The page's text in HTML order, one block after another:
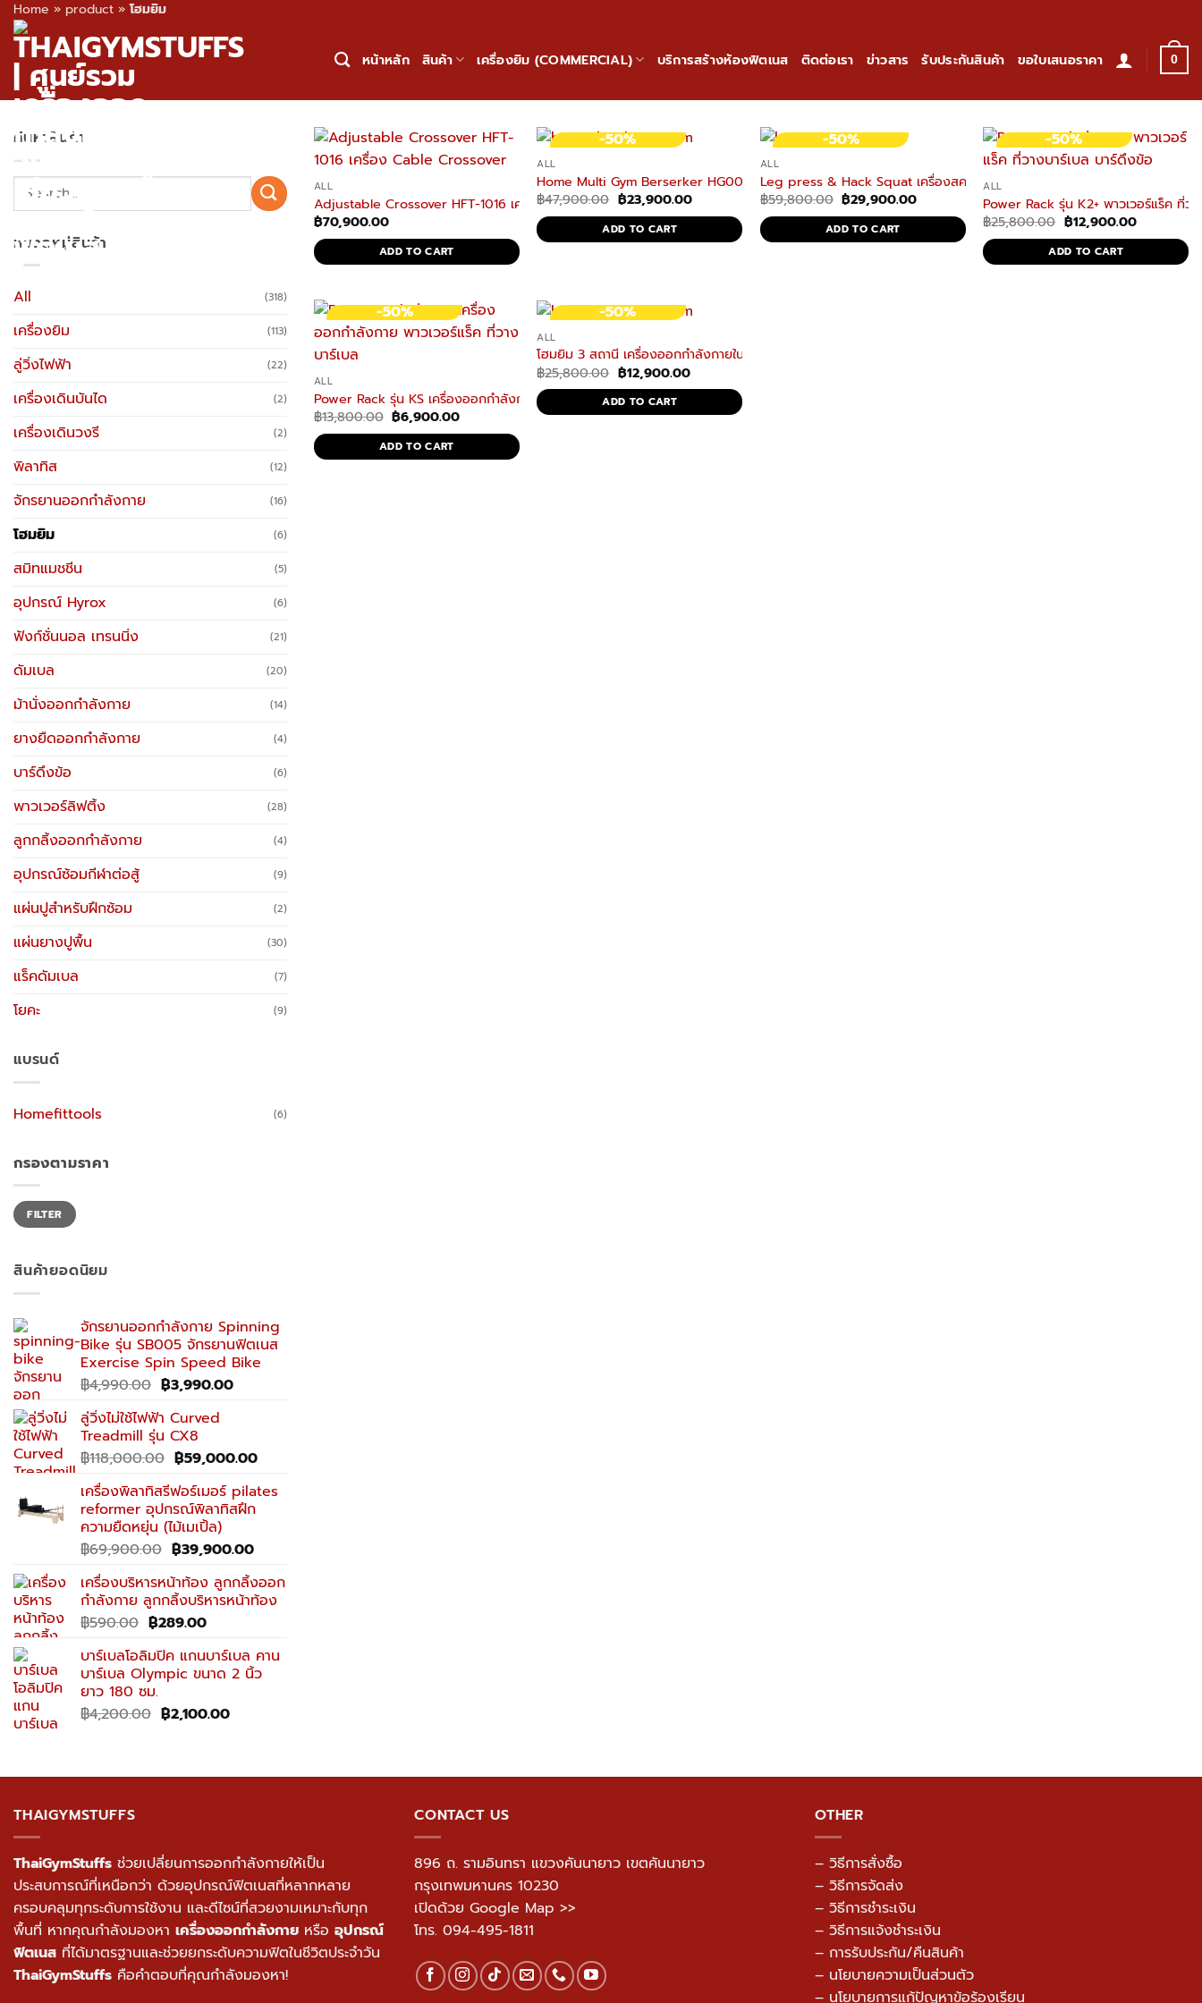
Home » product »โฮมยิม
Skip
content
หน้าหลัก สินค้า เครื่องยิม (COMMERCIAL) บริการสร้างห้องฟิตเนส ติดต่อเรา ข่าวสาร รับประกันสินค้า ขอใบเสนอราคา 0
ค้นหาสินค้า
Search
for:
หมวดหมู่สินค้า
All (318)
เครื่องยิม (113)
ลู่วิ่งไฟฟ้า (22)
เครื่องเดินบันได (2)
เครื่องเดินวงรี (2)
พิลาทิส (12)
จักรยานออกกำลังกาย (16)
โฮมยิม (6)
สมิทแมชชีน (5)
อุปกรณ์ Hyrox (6)
ฟังก์ชั่นนอล เทรนนิ่ง (21)
ดัมเบล (20)
ม้านั่งออกกำลังกาย (14)
ยางยืดออกกำลังกาย (4)
บาร์ดึงข้อ (6)
พาวเวอร์ลิฟติ้ง (28)
ลูกกลิ้งออกกำลังกาย (4)
อุปกรณ์ซ้อมกีฬาต่อสู้ (9)
แผ่นปูสำหรับฝึกซ้อม (2)
แผ่นยางปูพื้น (30)
แร็คดัมเบล (7)
โยคะ (9)
แบรนด์
Homefittools (6)
กรองตามราคา
Min
price
Max
priceFILTER
สินค้ายอดนิยม
จักรยานออกกำลังกาย Spinning
Bike รุ่น SB005 จักรยานฟิตเนส
Exercise Spin Speed Bike
฿4,990.00 Original
was:
฿4,990.00.
฿3,990.00Current
ลู่วิ่งไม่ใช้ไฟฟ้า Curved
Treadmill รุ่น CX8
฿118,000.00 Original
was:
฿118,000.00.
฿59,000.00Current
is:
เครื่องพิลาทิสรีฟอร์เมอร์ pilates
reformer อุปกรณ์พิลาทิสฝึก
ความยืดหยุ่น (ไม้เมเปิ้ล)
฿69,900.00 Original
was:
฿69,900.00.
฿39,900.00Current
is:
฿39,900.00.
เครื่องบริหารหน้าท้อง ลูกกลิ้งออก
กำลังกาย ลูกกลิ้งบริหารหน้าท้อง
฿590.00 Original
was:
฿590.00.
฿289.00Current
is:
฿289.00.
บาร์เบลโอลิมปิค แกนบาร์เบล คาน
บาร์เบล Olympic ขนาด 2 นิ้ว
ยาว 180 ซม.
฿4,200.00 Original
฿2,100.00Current
ALL
Adjustable Crossover HFT-1016 เครื่อง Cable Crossover
฿70,900.00
ADD TO CART
-50%
ALL
Home Multi Gym Berserker HG001 เครื่องออกกำลังกายในบ้าน
฿47,900.00 Original
price
was:
฿47,900.00.
฿23,900.00Current
฿23,900.00.
ADD TO CART
-50%
ALL
Leg press & Hack Squat เครื่องสควอท เครื่องสร้างกล้ามเนื้อขา
฿59,800.00 Original
price
was:
฿59,800.00.
฿29,900.00Current
฿29,900.00.
ADD TO CART
-50%
ALL
Power Rack รุ่น K2+ พาวเวอร์แร็ค ที่ว
฿25,800.00 Original
price
was:
฿25,800.00.
฿12,900.00Current
฿
ADD TO CART
-50%
ALL
Power Rack รุ่น KS เครื่องออกกำลังกาย พาวเวอร์แร็ค ที่วางบาร์เบล
฿13,800.00 Original
price
was:
฿13,800.00.
฿6,900.00Current
฿6,900.00.
ADD TO CART
-50%
ALL
โฮมยิม 3 สถานี เครื่องออกกำลังกายในบ้าน Homegym HK2
฿25,800.00 Original
price
was:
฿25,800.00.
฿12,900.00Current
price
฿12,900.00.
ADD TO CART
THAIGYMSTUFFS
ThaiGymStuffs ช่วยเปลี่ยนการออกกำลังกายให้เป็น
ประสบการณ์ที่เหนือกว่า ด้วยอุปกรณ์ฟิตเนสที่หลากหลาย
ครอบคลุมทุกระดับการใช้งาน และดีไซน์ที่สวยงามเหมาะกับทุก
พื้นที่ หากคุณกำลังมองหา เครื่องออกกำลังกาย หรือ อุปกรณ์
ฟิตเนส ที่ได้มาตรฐานและช่วยยกระดับความฟิตในชีวิตประจำวัน
ThaiGymStuffs คือคำตอบที่คุณกำลังมองหา!
CONTACT US
896 ถ. รามอินทรา แขวงคันนายาว เขตคันนายาว
กรุงเทพมหานคร 10230
เปิดด้วย Google Map >>
โทร. 094-495-1811
OTHER
– วิธีการสั่งซื้อ
– วิธีการจัดส่ง
– วิธีการชำระเงิน
– วิธีการแจ้งชำระเงิน
– การรับประกัน/คืนสินค้า
– นโยบายความเป็นส่วนตัว
– นโยบายการแก้ปัญหาข้อร้องเรียน